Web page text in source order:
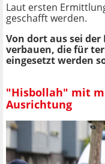
Laut ersten
geschafft werden.
Von dort aus sei der
verbauen, die für
eingesetzt werden
"Hisbollah" mit
Ausrichtung